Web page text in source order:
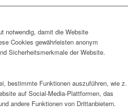
notwendig, damit die Website
Cookies gewährleisten anonym
Sicherheitsmerkmale der Website.
bestimmte Funktionen auszuführen, wie z.
auf Social-Media-Plattformen, das
andere Funktionen von Drittanbietern.